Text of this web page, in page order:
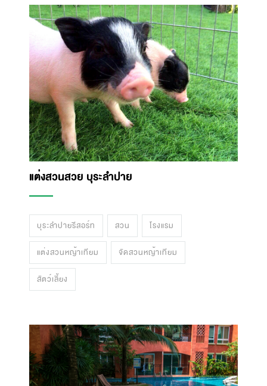
แต่งสวนสวย บุระลำปาย
บุระลำปายรีสอร์ท สวน โรงแรม
แต่งสวนหญ้าเทียม จัดสวนหญ้าเทียม
สัตว์เลี้ยง